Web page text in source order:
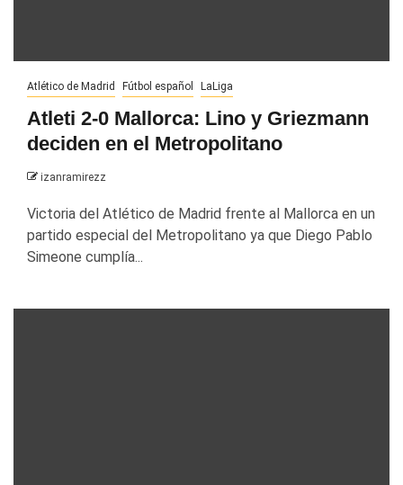
Atlético de Madrid Fútbol español LaLiga
Atleti 2-0 Mallorca: Lino y Griezmann
deciden en el Metropolitano
izanramirezz
Victoria del Atlético de Madrid frente al Mallorca en un
partido especial del Metropolitano ya que Diego Pablo
Simeone cumplía...